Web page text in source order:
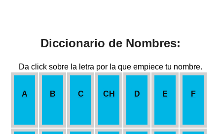
Diccionario de Nombres:
Da click sobre la letra por la que empiece tu nombre.
A B C CH D E F